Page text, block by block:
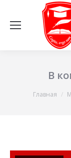
В
Вы здесь:Главная